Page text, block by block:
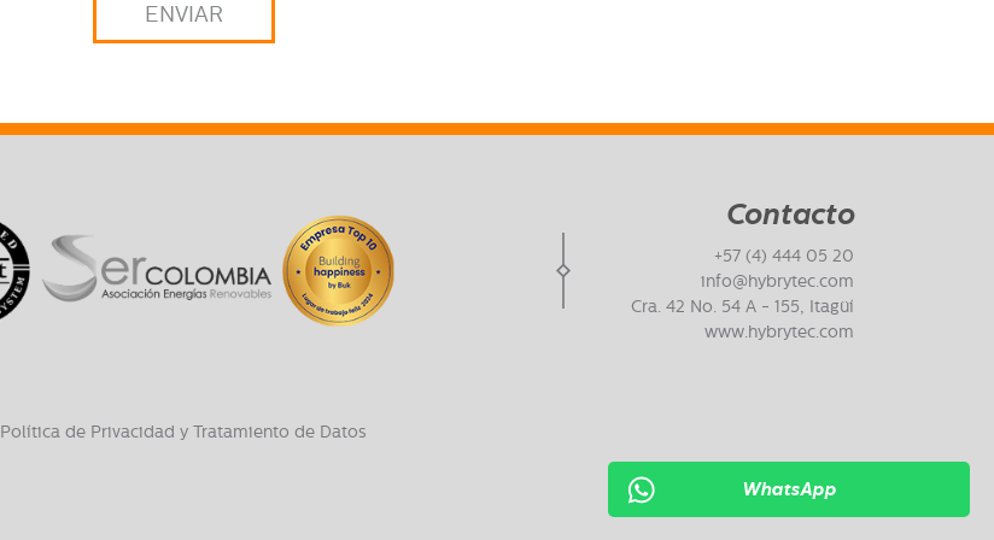
Contacto
+57 (4) 444 05 20
info@hybrytec.com
Cra. 42 No. 54 A - 155, Itagüí
www.hybrytec.com
Política de Privacidad y Tratamiento de Datos
WhatsApp